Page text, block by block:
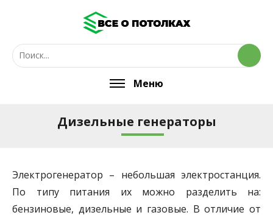
Меню
Дизельные генераторы
Электрогенератор – небольшая электростанция.
По типу питания их можно разделить на:
бензиновые, дизельные и газовые. В отличие от